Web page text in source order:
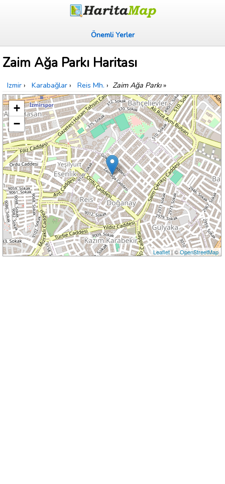
Önemli Yerler
Zaim Ağa Parkı Haritası
Izmir › Karabağlar › Reis Mh. › Zaim Ağa Parkı»
+
−
Leaflet| ©OpenStreetMap